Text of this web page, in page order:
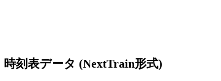
時刻表データ (NextTrain形式)